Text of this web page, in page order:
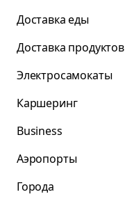
Доставка еды
Доставка продуктов
Электросамокаты
Каршеринг
Business
Аэропорты
Города